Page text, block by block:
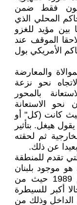
فقط ضمن
المحلي الذي
بين مؤيد للغزو
الموقف عند
الأمريكي بول
والمعارضة
نحو نزعة
بالمحور
نحو الاستعانة
كانت (كل" أو
هيغل. بتأثير
ثم لحقته
عن ذلك.
تقدم للمنطقة
موجود بلبنان
منذ ميثاق 1943 وميثاق الطائف عام 1989 حيث من
أكبر للسيطرة
الداخل وذلك من